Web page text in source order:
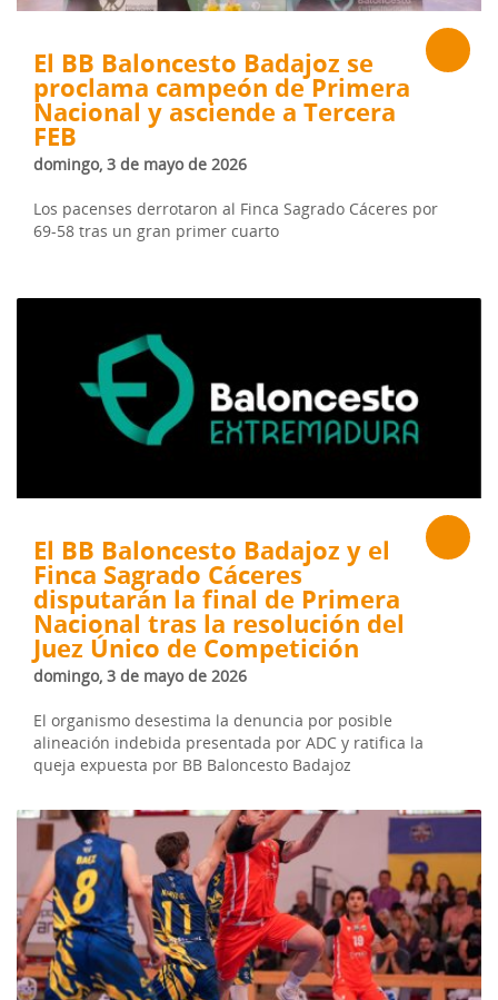
El BB Baloncesto Badajoz se
proclama campeón de Primera
Nacional y asciende a Tercera
FEB
domingo, 3 de mayo de 2026
Los pacenses derrotaron al Finca Sagrado Cáceres por
69-58 tras un gran primer cuarto
El BB Baloncesto Badajoz y el
Finca Sagrado Cáceres
disputarán la final de Primera
Nacional tras la resolución del
Juez Único de Competición
domingo, 3 de mayo de 2026
El organismo desestima la denuncia por posible
alineación indebida presentada por ADC y ratifica la
queja expuesta por BB Baloncesto Badajoz